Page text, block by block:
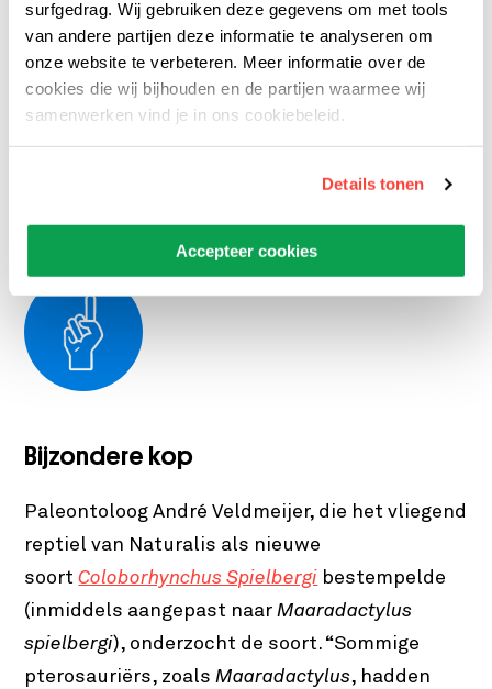
surfgedrag. Wij gebruiken deze gegevens om met tools
van andere partijen deze informatie te analyseren om
onze website te verbeteren. Meer informatie over de
cookies die wij bijhouden en de partijen waarmee wij
samenwerken vind je in ons cookiebeleid.
Details tonen
Accepteer cookies
vleugels te slaan zonder een bot te breken. De
botten waren dus heel licht. De vleugels leken
op vliegtuigvleugels; aan de voorkant dik en de
achterkant dun. Op die manier maakten de
grote dieren er weinig slagen mee. Ze konden
dus ook een tijdje zweven, net zoals veel vogels
Bijzondere kop
Paleontoloog André Veldmeijer, die het vliegend
reptiel van Naturalis als nieuwe
soortColoborhynchus Spielbergi bestempelde
(inmiddels aangepast naarMaaradactylus
spielbergi), onderzocht de soort. “Sommige
pterosauriërs, zoalsMaaradactylus, hadden